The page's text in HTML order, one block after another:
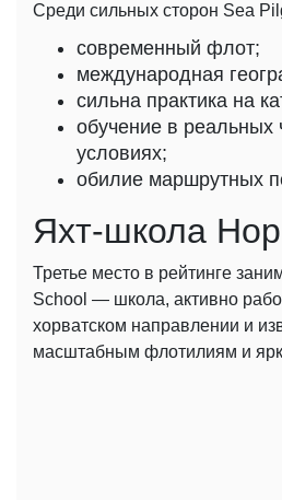
Среди сильных сторон Sea
современный флот;
международная
сильна практика на
обучение в реальных
условиях;
обилие маршрутных
Яхт-школа
Третье место в рейтинге
School — школа, активно
хорватском направлении и
масштабным флотилиям и